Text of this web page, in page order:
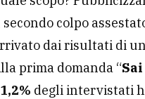
secondo colpo
dai risultati di
prima domanda “
degli intervistati